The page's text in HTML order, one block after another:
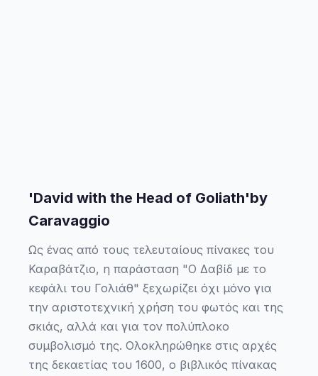
'David with the Head of Goliath'by
Caravaggio
Ως ένας από τους τελευταίους πίνακες του
Καραβάτζιο, η παράσταση "Ο Δαβίδ με το
κεφάλι του Γολιάθ" ξεχωρίζει όχι μόνο για
την αριστοτεχνική χρήση του φωτός και της
σκιάς, αλλά και για τον πολύπλοκο
συμβολισμό της. Ολοκληρώθηκε στις αρχές
της δεκαετίας του 1600, ο βιβλικός πίνακας